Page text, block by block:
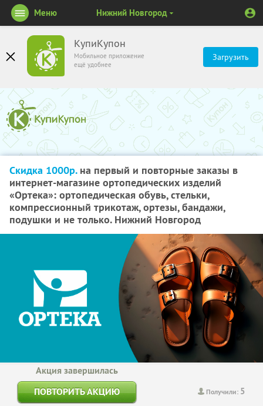
КупиКупон
Мобильное приложение
ещё удобнее
Загрузить
Меню Нижний Новгород
Скидка 1000р.на первый и повторные заказы в
интернет-магазине ортопедических изделий
«Ортека»: ортопедическая обувь, стельки,
компрессионный трикотаж, ортезы, бандажи,
подушки и не только. Нижний Новгород
Получили: 5
Акция завершилась
ПОВТОРИТЬ АКЦИЮ